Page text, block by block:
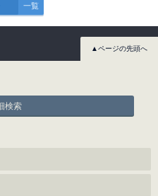
一覧
▲ページの先頭へ
検索